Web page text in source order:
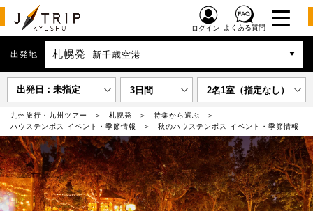
ログイン よくある質問
出発地 札幌発 新千歳空港
出発日：未指定 3日間 2名1室（指定なし）
九州旅行・九州ツアー 札幌発
特集から選ぶ
ハウステンボス イベント・季節情報
秋のハウステンボス イベント・季節情報